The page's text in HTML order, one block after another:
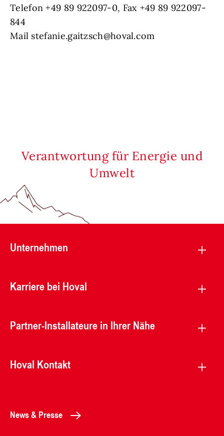
Telefon +49 89 922097-0, Fax +49 89 922097-
844
Mail stefanie.gaitzsch@hoval.com
Verantwortung für Energie und
Umwelt
Unternehmen
Karriere bei Hoval
Partner-Installateure in Ihrer Nähe
Hoval Kontakt
News & Presse